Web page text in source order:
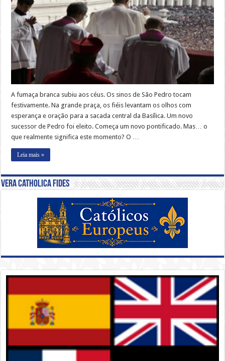
A fumaça branca subiu aos céus. Os sinos de São Pedro tocam
festivamente. Na grande praça, os fiéis levantam os olhos com
esperança e oração para a sacada central da Basílica. Um novo
sucessor de Pedro foi eleito. Começa um novo pontificado. Mas… o
que realmente significa este momento? O …
Leia mais »
Vera Catholica Fides